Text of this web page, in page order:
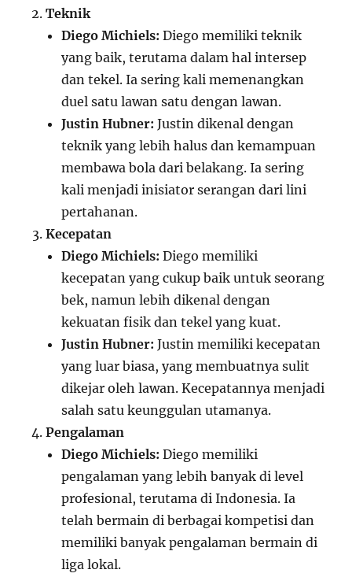
Teknik
Diego Michiels: Diego memiliki teknik
yang baik, terutama dalam hal intersep
dan tekel. Ia sering kali memenangkan
duel satu lawan satu dengan lawan.
Justin Hubner: Justin dikenal dengan
teknik yang lebih halus dan kemampuan
membawa bola dari belakang. Ia sering
kali menjadi inisiator serangan dari lini
pertahanan.
Kecepatan
Diego Michiels: Diego memiliki
kecepatan yang cukup baik untuk seorang
bek, namun lebih dikenal dengan
kekuatan fisik dan tekel yang kuat.
Justin Hubner: Justin memiliki kecepatan
yang luar biasa, yang membuatnya sulit
dikejar oleh lawan. Kecepatannya menjadi
salah satu keunggulan utamanya.
Pengalaman
Diego Michiels: Diego memiliki
pengalaman yang lebih banyak di level
profesional, terutama di Indonesia. Ia
telah bermain di berbagai kompetisi dan
memiliki banyak pengalaman bermain di
liga lokal.